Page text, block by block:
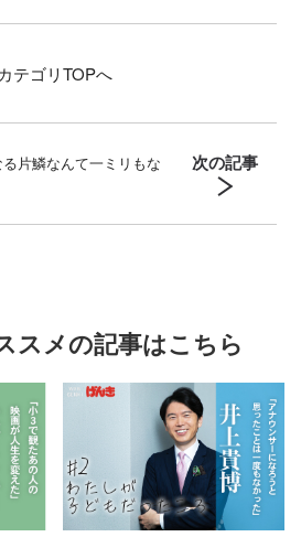
カテゴリTOPへ
片鱗なんて一ミリもな
次の記事
スメの記事はこちら